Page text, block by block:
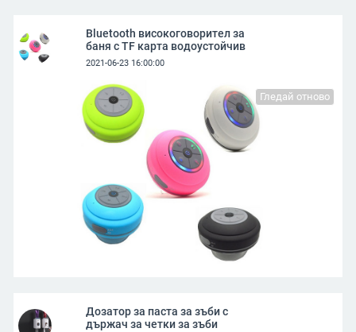
Bluetooth високоговорител за
баня с TF карта водоустойчив
2021-06-23 16:00:00
Гледай отново
Дозатор за паста за зъби с
държач за четки за зъби